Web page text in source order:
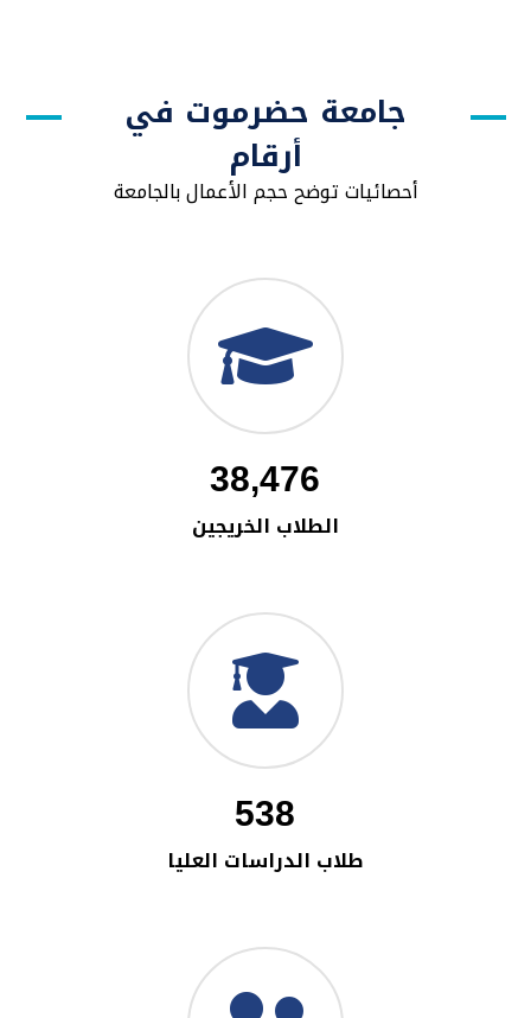
جامعة حضرموت في
أرقام
أحصائيات توضح حجم الأعمال بالجامعة
38,476
الطلاب الخريجين
538
طلاب الدراسات العليا